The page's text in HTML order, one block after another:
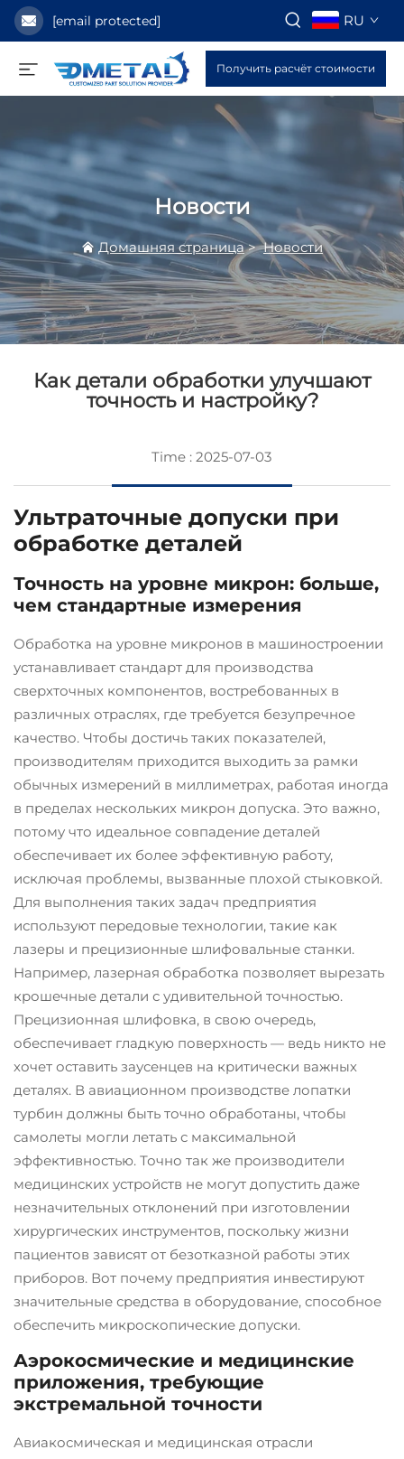
[email protected] RU
Получить расчёт стоимости
Новости
Домашняя страница>Новости
Как детали обработки улучшают
точность и настройку?
Time : 2025-07-03
Ультраточные допуски при
обработке деталей
Точность на уровне микрон: больше,
чем стандартные измерения
Обработка на уровне микронов в машиностроении
устанавливает стандарт для производства
сверхточных компонентов, востребованных в
различных отраслях, где требуется безупречное
качество. Чтобы достичь таких показателей,
производителям приходится выходить за рамки
обычных измерений в миллиметрах, работая иногда
в пределах нескольких микрон допуска. Это важно,
потому что идеальное совпадение деталей
обеспечивает их более эффективную работу,
исключая проблемы, вызванные плохой стыковкой.
Для выполнения таких задач предприятия
используют передовые технологии, такие как
лазеры и прецизионные шлифовальные станки.
Например, лазерная обработка позволяет вырезать
крошечные детали с удивительной точностью.
Прецизионная шлифовка, в свою очередь,
обеспечивает гладкую поверхность — ведь никто не
хочет оставить заусенцев на критически важных
деталях. В авиационном производстве лопатки
турбин должны быть точно обработаны, чтобы
самолеты могли летать с максимальной
эффективностью. Точно так же производители
медицинских устройств не могут допустить даже
незначительных отклонений при изготовлении
хирургических инструментов, поскольку жизни
пациентов зависят от безотказной работы этих
приборов. Вот почему предприятия инвестируют
значительные средства в оборудование, способное
обеспечить микроскопические допуски.
Аэрокосмические и медицинские
приложения, требующие
экстремальной точности
Авиакосмическая и медицинская отрасли